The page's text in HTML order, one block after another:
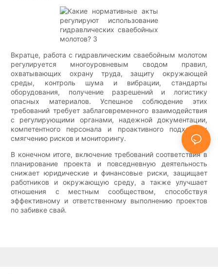
Вкратце, работа с гидравлическим сваебойным молотом
регулируется многоуровневым сводом правил,
охватывающих охрану труда, защиту окружающей
среды, контроль шума и вибрации, стандарты
оборудования, получение разрешений и логистику
опасных материалов. Успешное соблюдение этих
требований требует заблаговременного взаимодействия
с регулирующими органами, надежной документации,
компетентного персонала и проактивного подхода к
смягчению рисков и мониторингу.
В конечном итоге, включение требований соответствия в
планирование проекта и повседневную деятельность
снижает юридические и финансовые риски, защищает
работников и окружающую среду, а также улучшает
отношения с местным сообществом, способствуя
эффективному и ответственному выполнению проектов
по забивке свай.